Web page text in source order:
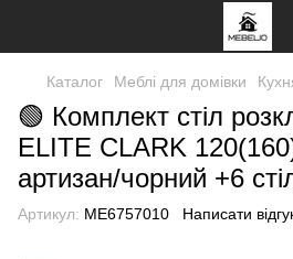
Каталог Меблі для домівки
🟢 Комплект стіл
ELITE CLARK
артизан/чорний +6
Артикул: ME6757010 Написати